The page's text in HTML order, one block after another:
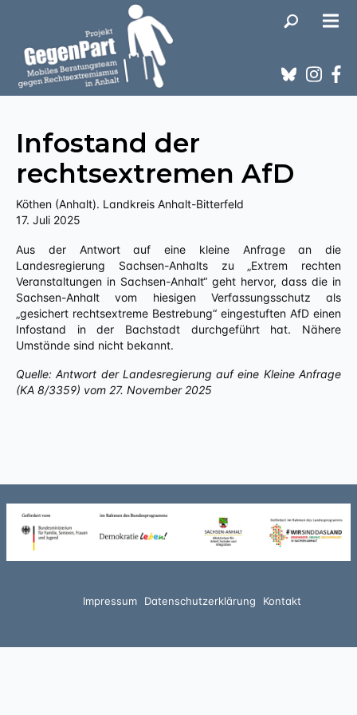
Infostand der
rechtsextremen AfD
Köthen (Anhalt). Landkreis Anhalt-Bitterfeld
17. Juli 2025
Aus der Antwort auf eine kleine Anfrage an die
Landesregierung Sachsen-Anhalts zu „Extrem rechten
Veranstaltungen in Sachsen-Anhalt“ geht hervor, dass die in
Sachsen-Anhalt vom hiesigen Verfassungsschutz als
„gesichert rechtsextreme Bestrebung“ eingestuften AfD einen
Infostand in der Bachstadt durchgeführt hat. Nähere
Umstände sind nicht bekannt.
Quelle: Antwort der Landesregierung auf eine Kleine Anfrage
(KA 8/3359) vom 27. November 2025
Impressum Datenschutzerklärung Kontakt